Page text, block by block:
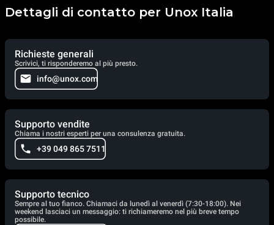
Dettagli di contatto per Unox Italia
Richieste generali
Scrivici, ti risponderemo al più presto.
info@unox.com
Supporto vendite
Chiama i nostri esperti per una consulenza gratuita.
+39 049 865 7511
Supporto tecnico
Sempre al tuo fianco. Chiamaci da lunedì al venerdì (7:30-18:00). Nei
weekend lasciaci un messaggio: ti richiameremo nel più breve tempo
possibile.